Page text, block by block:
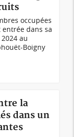
occupées
dans sa
au
Boigny
la
dans un